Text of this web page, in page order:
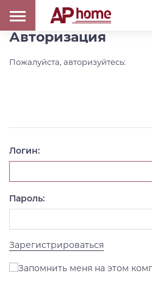
Авторизация
Пожалуйста, авторизуйтесь:
Логин:
Пароль:
Зарегистрироваться
Запомнить меня на этом